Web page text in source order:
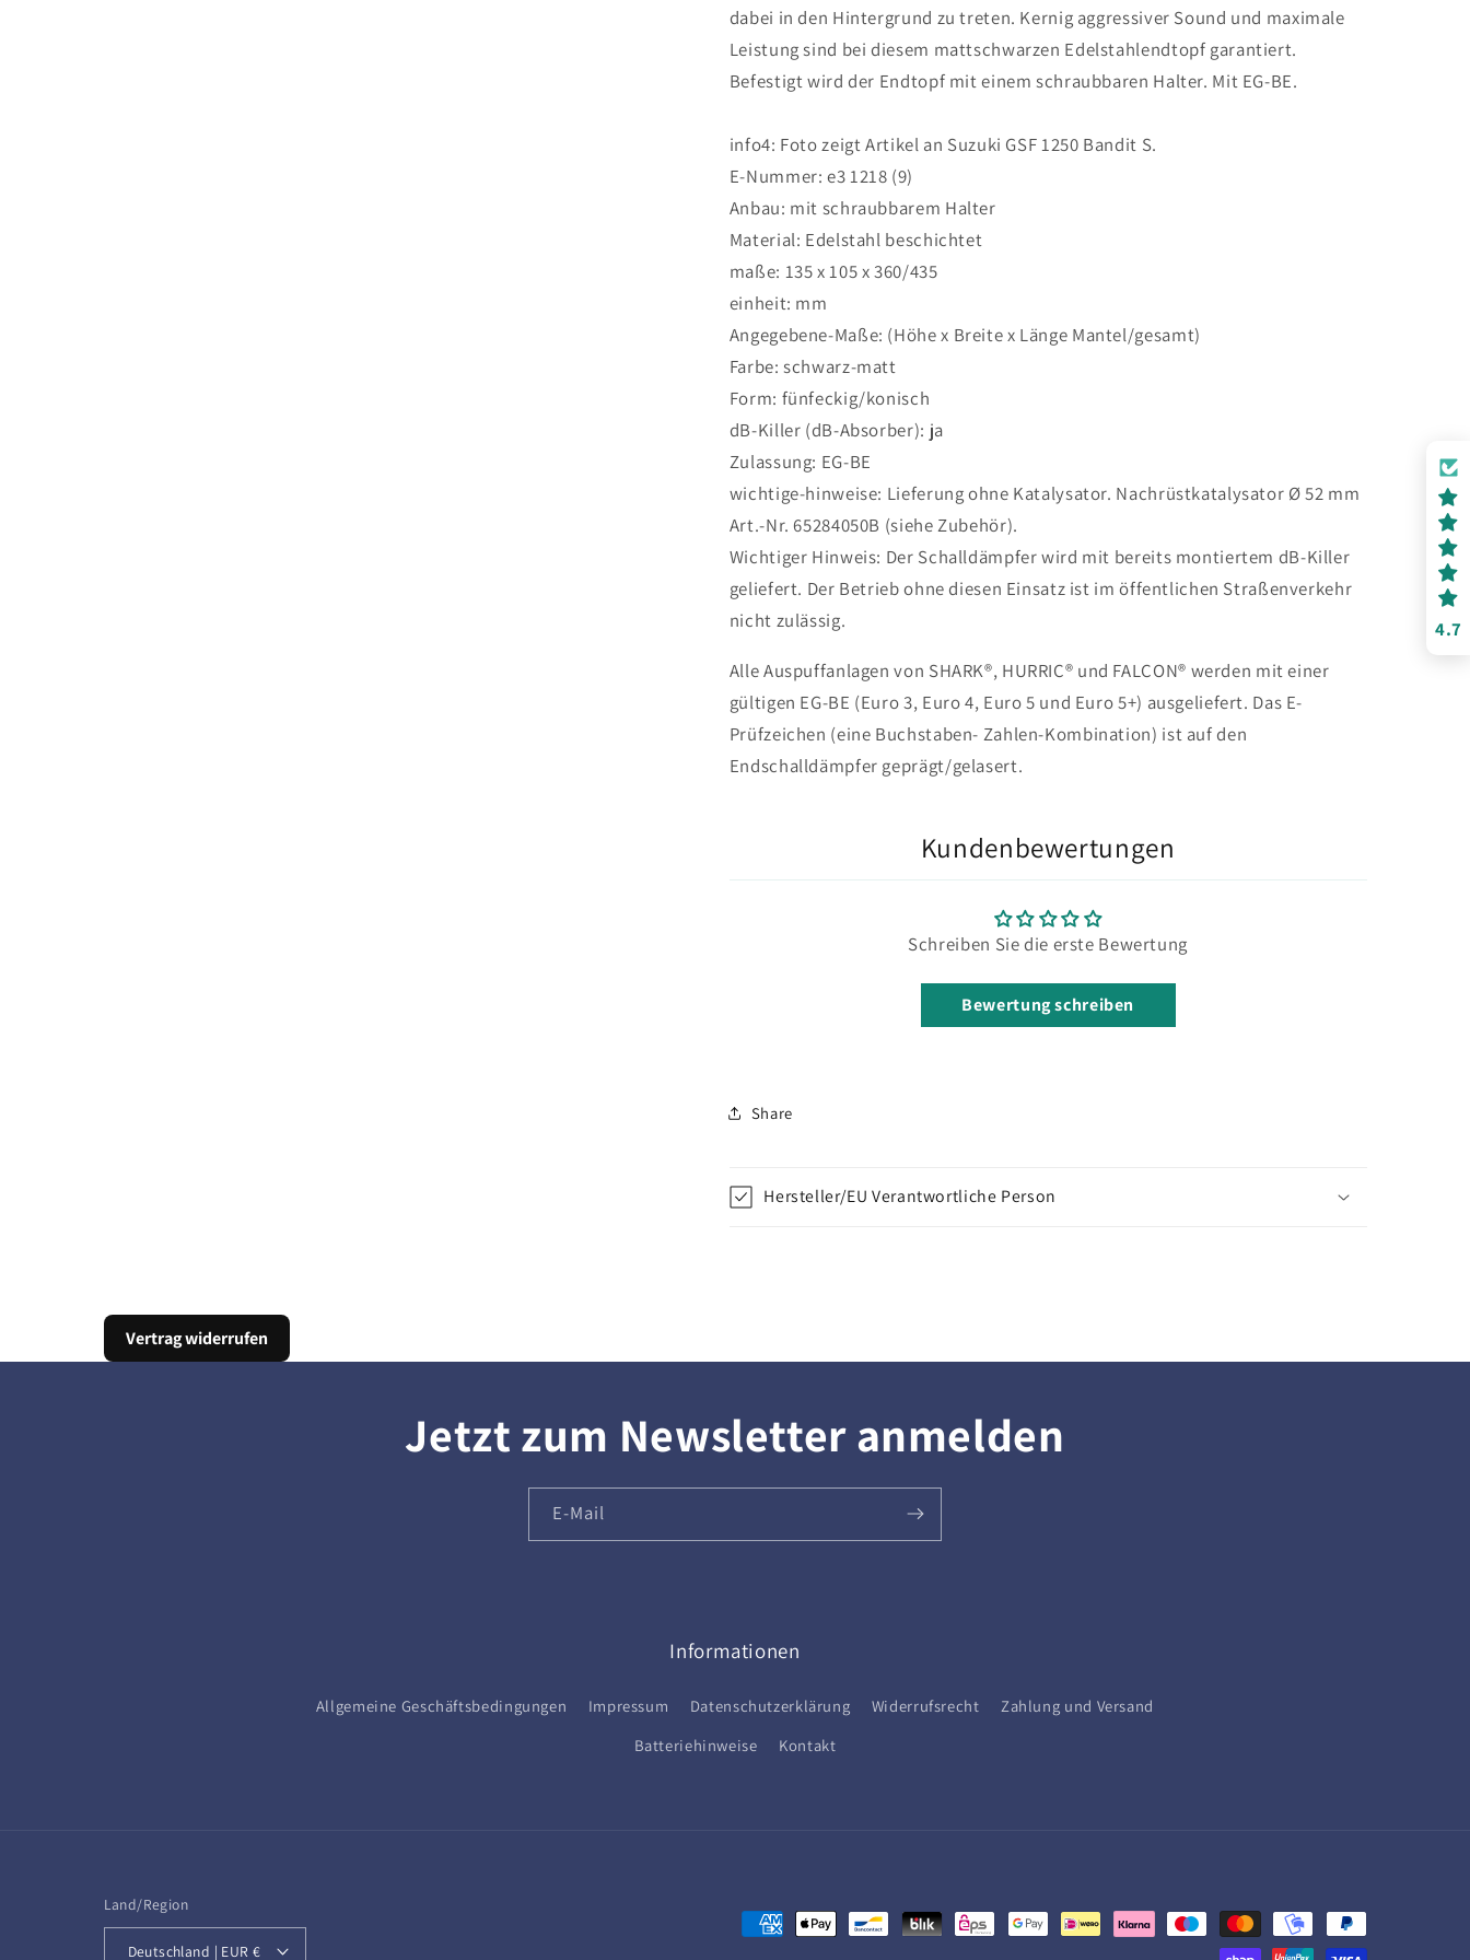
SUZUKI
1200
Bandit
2005
SUZUKI
GSF
1200
Bandit
2005
dabei in den Hintergrund zu treten. Kernig aggressiver Sound und maximale
Leistung sind bei diesem mattschwarzen Edelstahlendtopf garantiert.
Befestigt wird der Endtopf mit einem schraubbaren Halter. Mit EG-BE.
info4: Foto zeigt Artikel an Suzuki GSF 1250 Bandit S.
E-Nummer: e3 1218 (9)
Anbau: mit schraubbarem Halter
Material: Edelstahl beschichtet
maße: 135 x 105 x 360/435
einheit: mm
Angegebene-Maße: (Höhe x Breite x Länge Mantel/gesamt)
Farbe: schwarz-matt
Form: fünfeckig/konisch
dB-Killer (dB-Absorber): ja
Zulassung: EG-BE
wichtige-hinweise: Lieferung ohne Katalysator. Nachrüstkatalysator Ø 52 mm
Art.-Nr. 65284050B (siehe Zubehör).
Wichtiger Hinweis: Der Schalldämpfer wird mit bereits montiertem dB-Killer
geliefert. Der Betrieb ohne diesen Einsatz ist im öffentlichen Straßenverkehr
nicht zulässig.
Alle Auspuffanlagen von SHARK®, HURRIC® und FALCON® werden mit einer
gültigen EG-BE (Euro 3, Euro 4, Euro 5 und Euro 5+) ausgeliefert. Das E-
Prüfzeichen (eine Buchstaben- Zahlen-Kombination) ist auf den
Endschalldämpfer geprägt/gelasert.
Kundenbewertungen
Schreiben Sie die erste Bewertung
Bewertung schreiben
Share
Hersteller/EU Verantwortliche Person
Vertrag widerrufen
Jetzt zum Newsletter anmelden
E-Mail
Informationen
Allgemeine Geschäftsbedingungen Impressum Datenschutzerklärung Widerrufsrecht
Zahlung und Versand
Batteriehinweise
Kontakt
Land/Region
Deutschland | EUR €
Zahlungsmethoden
4.7